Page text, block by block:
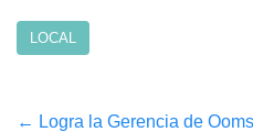
LOCAL
← Logra la Gerencia de